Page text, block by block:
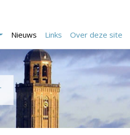
Nieuws Links Over deze site